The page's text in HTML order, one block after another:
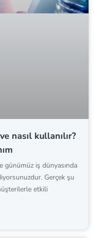
nasıl kullanılır?
günümüz iş dünyasında
Gerçek şu
etkili